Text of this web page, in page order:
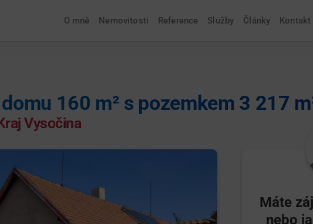
O mně Nemovitosti Reference Služby Články Kontakt
160 m² s pozemkem 3 217
Vysočina
Máte
nebo